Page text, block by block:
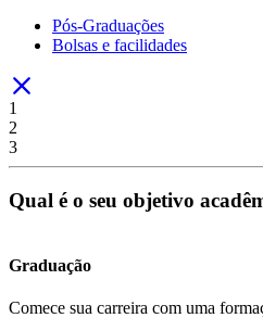
Pós-Graduações
Bolsas e facilidades
1
2
3
Qual é o seu objetivo
Graduação
Comece sua carreira com uma